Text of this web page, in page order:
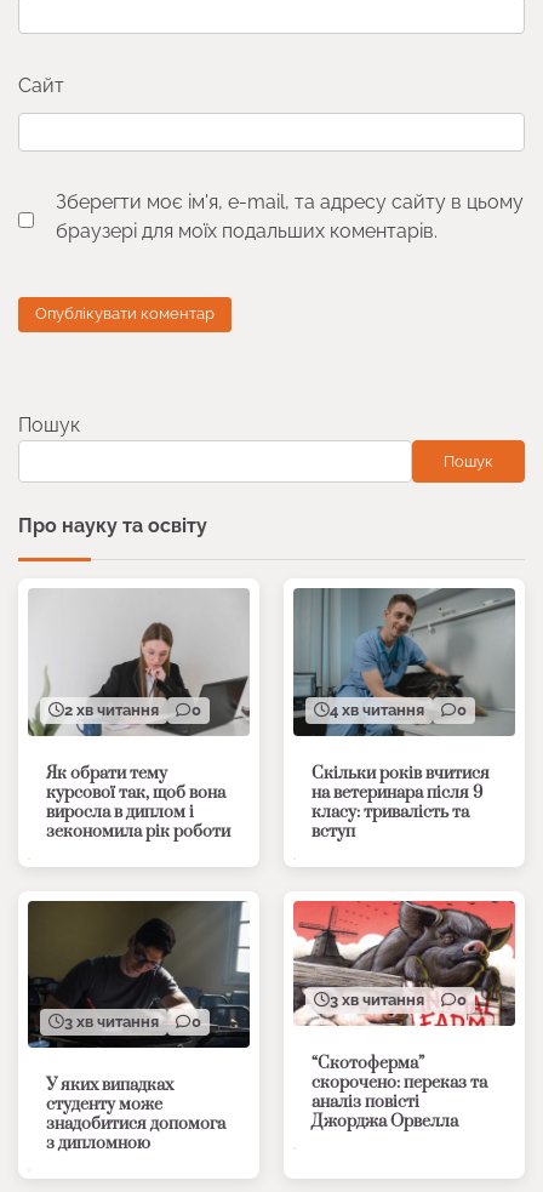
Сайт
Зберегти моє ім'я, e-mail, та адресу сайту в цьому
браузері для моїх подальших коментарів.
Пошук
Пошук
Про науку та освіту
2 хв читання 0
Як обрати тему
курсової так, щоб вона
виросла в диплом і
зекономила рік роботи
4 хв читання 0
Скільки років вчитися
на ветеринара після 9
класу: тривалість та
вступ
3 хв читання 0
У яких випадках
студенту може
знадобитися допомога
з дипломною
3 хв читання 0
“Скотоферма”
скорочено: переказ та
аналіз повісті
Джорджа Орвелла